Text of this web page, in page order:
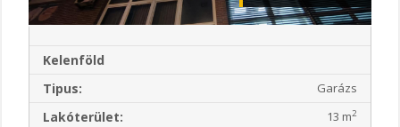
Kelenföld
Tipus:
Garázs
Lakóterület: 13 m2